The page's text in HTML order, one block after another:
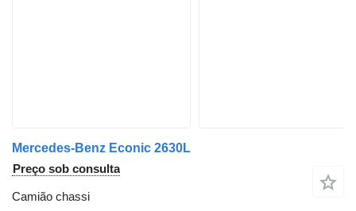
Mercedes-Benz Econic 2630L
Preço sob consulta
Camião chassi